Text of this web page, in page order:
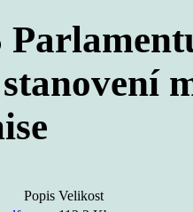
Popis Velikost